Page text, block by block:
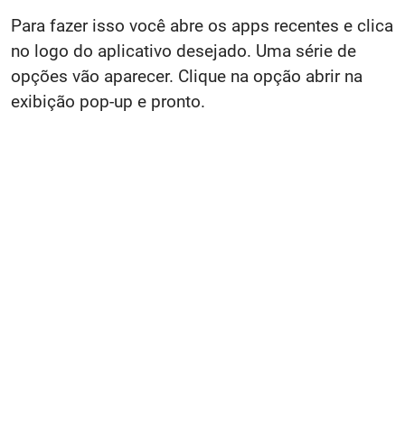
Para fazer isso você abre os apps recentes e clica
no logo do aplicativo desejado. Uma série de
opções vão aparecer. Clique na opção abrir na
exibição pop-up e pronto.